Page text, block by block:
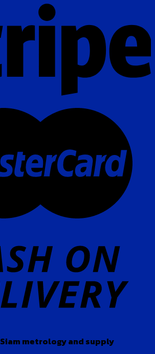
Siam metrology and supply